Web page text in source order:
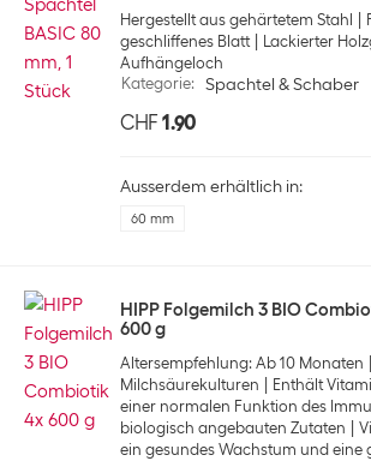
Hergestellt aus gehärtetem Stahl
geschliffenes Blatt
Lackierter
Aufhängeloch
Kategorie: Spachtel & Schaber
CHF 1.90
Ausserdem erhältlich in:
60 mm
HIPP Folgemilch 3 BIO
600 g
Altersempfehlung: Ab 10 Monaten
Milchsäurekulturen
Enthält
einer normalen Funktion des
biologisch angebauten Zutaten
ein gesundes Wachstum und eine